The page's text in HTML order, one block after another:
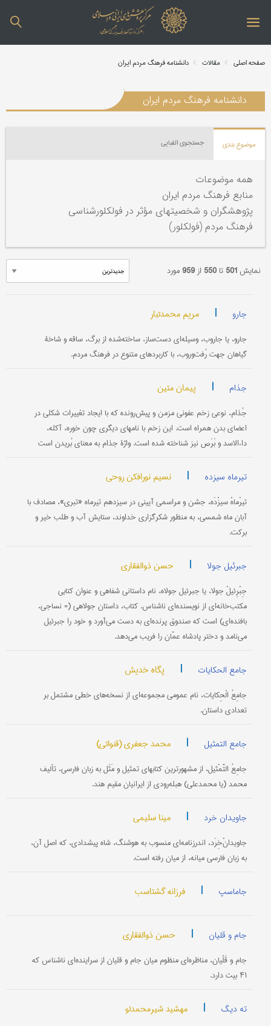
صفحه اصلی مقالات دانشنامه فرهنگ مردم ایران
دانشنامه فرهنگ مردم ایران
موضوع بندی جستجوی الفبایی
همه موضوعات
منابع فرهنگ مردم ایران
پژوهشگران و شخصیتهای مؤثر در فولکلورشناسی
فرهنگ مردم (فولکلور)
نمایش 501 تا550 از959مورد
جارو | مریم محمدتبار
جارو، یا جاروب، وسیله‌ای دست‌ساز، ساخته‌شده از برگ، ساقه و شاخۀ
گیاهان جهت رُفت‌وروب، با کاربردهای متنوع در فرهنگ مردم.
جذام | پیمان متین
جُذام، نوعی زخم عفونی مزمن و پیش‌رونده که با ایجاد تغییرات شکلی در
اعضای بدن همراه است. این زخم با نامهای دیگری چون خوره، آکله،
داءالاسد و بَرَص نیز شناخته شده است. واژۀ جذام به معنای بُریدن است
تیرماه سیزده | نسیم نورافکن روحی
تیرْماهْ سیزْدَه، جشن و مراسمی آیینی در سیزدهم تیرماه «تبری»، مصادف با
آبان ماه شمسی، به منظور شکرگزاری خداوند، ستایش آب و طلب خیر و
برکت.
جبرئیل جولا | حسن ذوالفقاری
جِبْرِئیلْ جولا، یا جبرئیل جولاه، نام داستانی شفاهی و عنوان کتابی
مکتب‌خانه‌ای از نویسنده‌ای ناشناس. کتاب، داستان جولاهی (= نساجی،
بافنده‌ای) است که صندوق پرنده‌ای به دست می‌آورد و خود را جبرئیل
می‌نامد و دختر پادشاه عمّان را فریب می‌دهد.
جامع الحکایات | پگاه خدیش
جامِعُ الْحِکایات، نام عمومی مجموعه‌ای از نسخه‌های خطی مشتمل بر
تعدادی داستان.
جامع التمثیل | محمد جعفری (قنواتی)
جامِعُ التَّمْثیل، از مشهورترین کتابهای تمثیل و مَثَل به زبان فارسی، تألیف
محمد (یا محمدعلی) هبله‌رودی از ایرانیان مقیم هند.
جاویدان خرد | مینا سلیمی
جاویدانْ‌خِرَد، اندرزنامه‌ای منسوب به هوشنگ، شاه پیشدادی، که اصل آن،
به زبان فارسی میانه، از میان رفته است.
جاماسپ | فرزانه گشتاسب
جام و قلیان | حسن ذوالفقاری
جام و قَلْیان، مناظره‌ای منظوم میان جام و قلیان از سراینده‌ای ناشناس که
۴۱ بیت دارد.
ته دیگ | مهشید شیرمحمدلو